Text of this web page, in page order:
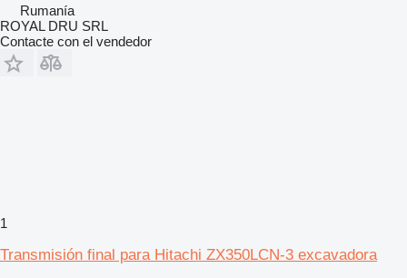
Rumanía
ROYAL DRU SRL
Contacte con el vendedor
1
Transmisión final para Hitachi ZX350LCN-3 excavadora